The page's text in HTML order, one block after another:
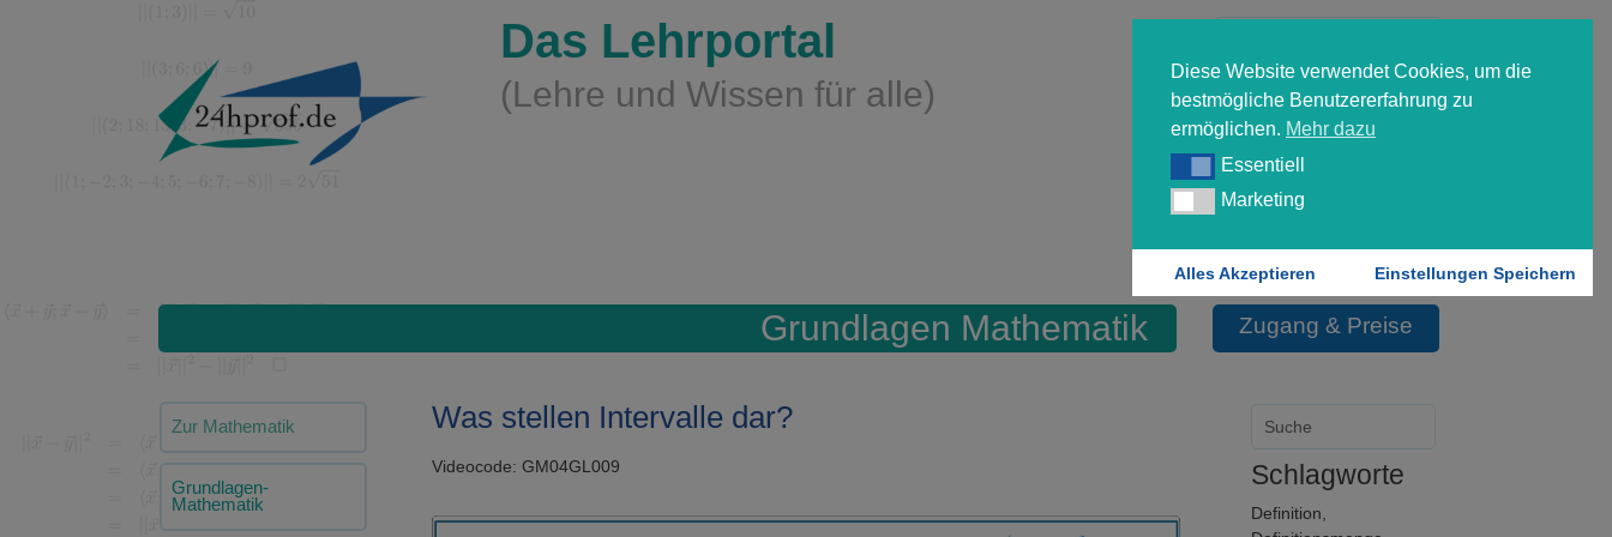
Diese Website verwendet Cookies, um die
bestmögliche Benutzererfahrung zu
ermöglichen. Mehr dazu
EssentiellEssentiell
MarketingMarketing
Alles Akzeptieren Einstellungen Speichern
Das Lehrportal
(Lehre und Wissen für alle)
Forgot your password?
Grundlagen Mathematik Zugang & Preise
Zur Mathematik
Grundlagen-
Mathematik
Was stellen Intervalle dar?
Videocode: GM04GL009
Video-
Schlagworte
Definition,